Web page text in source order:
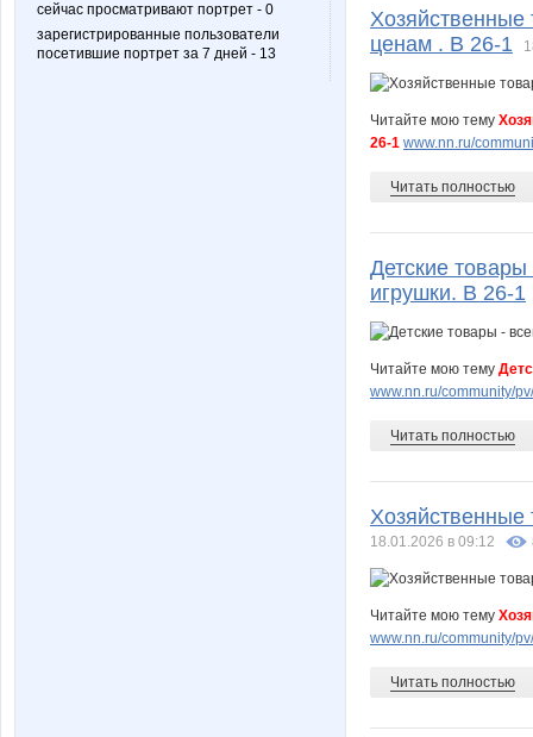
сейчас просматривают портрет - 0
зарегистрированные пользователи
посетившие портрет за 7 дней - 13
ценам . В 26-1
Читайте мою тему
26-1 www.nn.ru/
Читать полностью
Детские
игрушки. В 26-1
Читайте мою тему
www.nn.ru/community/
Читать полностью
Хозяйственные
18.01.2026 в 09:12
Читайте мою тему
www.nn.ru/community/
Читать полностью